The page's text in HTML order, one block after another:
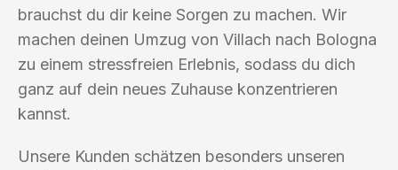
brauchst du dir keine Sorgen zu machen. Wir
machen deinen Umzug von Villach nach Bologna
zu einem stressfreien Erlebnis, sodass du dich
ganz auf dein neues Zuhause konzentrieren
kannst.
Unsere Kunden schätzen besonders unseren